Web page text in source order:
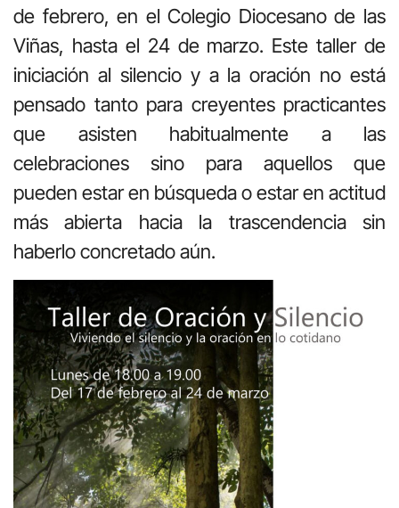
de febrero, en el Colegio Diocesano de las
Viñas, hasta el 24 de marzo. Este taller de
iniciación al silencio y a la oración no está
pensado tanto para creyentes practicantes
que asisten habitualmente a las
celebraciones sino para aquellos que
pueden estar en búsqueda o estar en actitud
más abierta hacia la trascendencia sin
haberlo concretado aún.